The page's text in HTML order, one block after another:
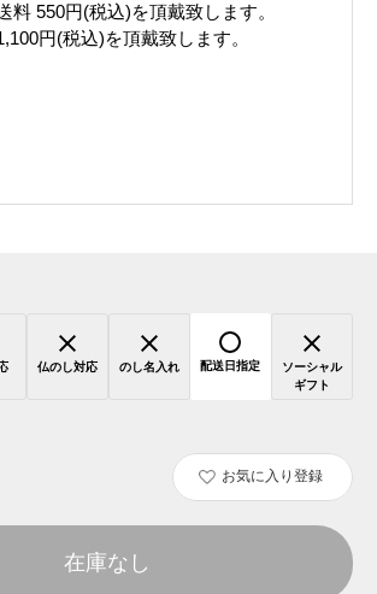
料 550円(税込)を頂戴致します。
円(税込)を頂戴致します。
仏のし対応 のし名入れ 配送日指定
ソーシャル
ギフト
お気に入り登録
在庫なし